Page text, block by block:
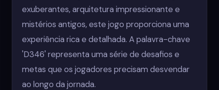
exuberantes, arquitetura impressionante e
mistérios antigos, este jogo proporciona uma
experiência rica e detalhada. A palavra-chave
'D346' representa uma série de desafios e
metas que os jogadores precisam desvendar
ao longo da jornada.